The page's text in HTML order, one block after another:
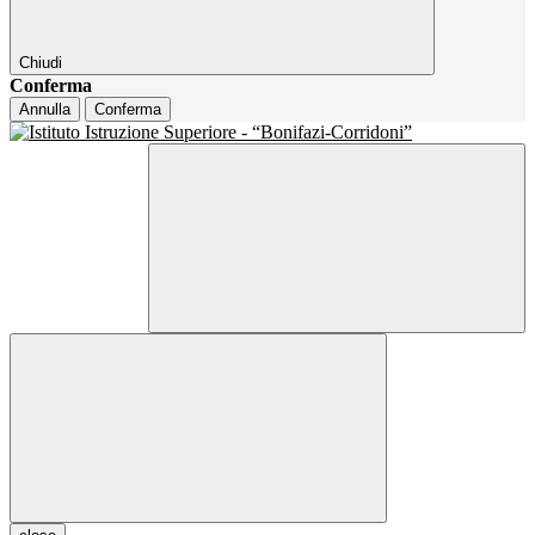
Chiudi
Conferma
Annulla Conferma